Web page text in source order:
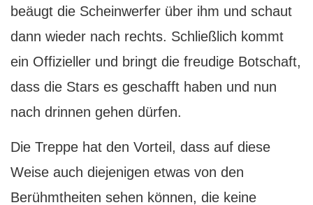
beäugt die Scheinwerfer über ihm und schaut
dann wieder nach rechts. Schließlich kommt
ein Offizieller und bringt die freudige Botschaft,
dass die Stars es geschafft haben und nun
nach drinnen gehen dürfen.
Die Treppe hat den Vorteil, dass auf diese
Weise auch diejenigen etwas von den
Berühmtheiten sehen können, die keine